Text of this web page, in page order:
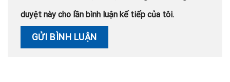
duyệt này cho lần bình luận kế tiếp của tôi.